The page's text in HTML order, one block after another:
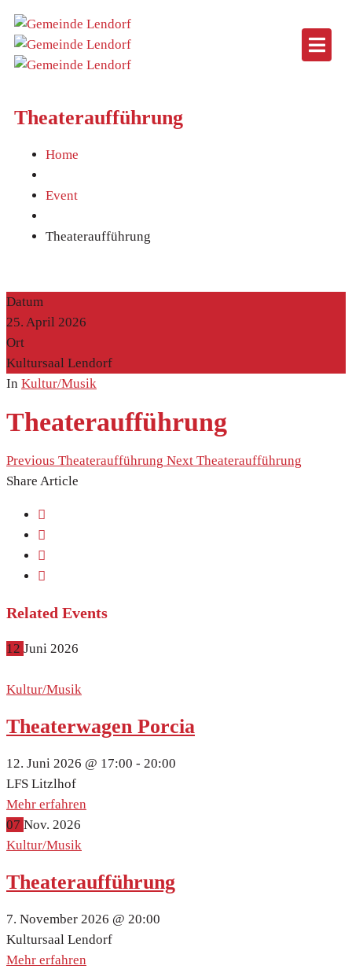
Theateraufführung
Home
Event
Theateraufführung
Datum
25. April 2026
Ort
Kultursaal Lendorf
In Kultur/Musik
Theateraufführung
Previous Theateraufführung Next Theateraufführung
Share Article
Related Events
12 Juni 2026
Kultur/Musik
Theaterwagen Porcia
12. Juni 2026 @ 17:00 - 20:00
LFS Litzlhof
Mehr erfahren
07 Nov. 2026
Kultur/Musik
Theateraufführung
7. November 2026 @ 20:00
Kultursaal Lendorf
Mehr erfahren